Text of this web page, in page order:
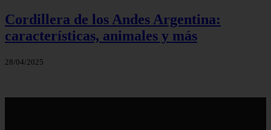
Cordillera de los Andes Argentina:
características, animales y más
28/04/2025